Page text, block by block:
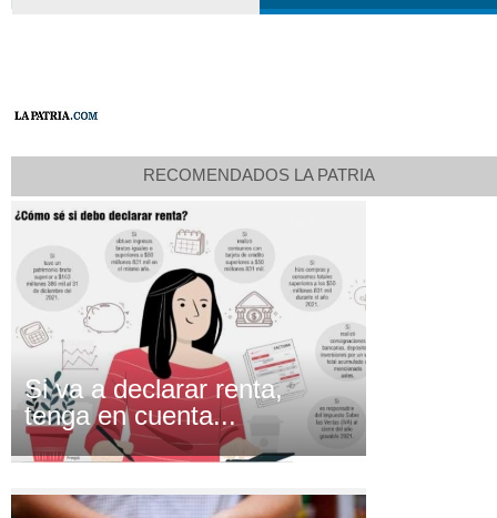
RECOMENDADOS LA PATRIA
Si va a declarar renta,
tenga en cuenta...